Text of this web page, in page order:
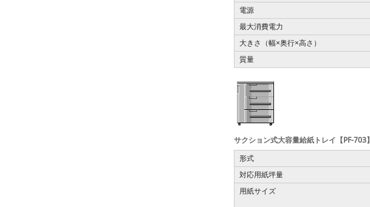
電源
最大消費電力
大きさ（幅×奥行×高さ）
質量
サクション式大容量給紙トレイ【PF-703】
形式
対応用紙坪量
用紙サイズ